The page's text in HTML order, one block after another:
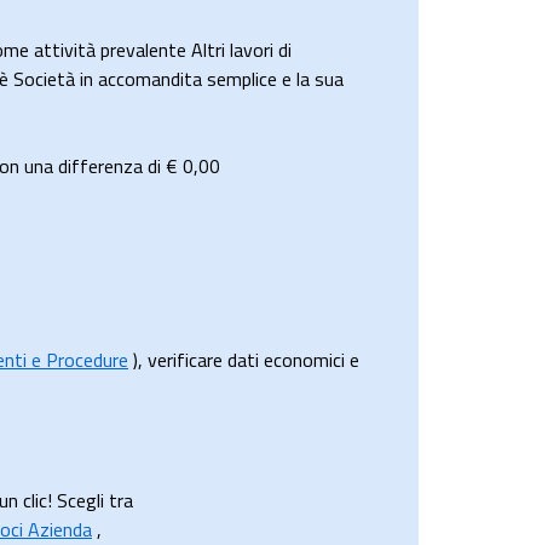
attività prevalente Altri lavori di
in accomandita semplice e la sua
una differenza di € 0,00
e Procedure ), verificare dati economici e
clic! Scegli tra
Azienda,